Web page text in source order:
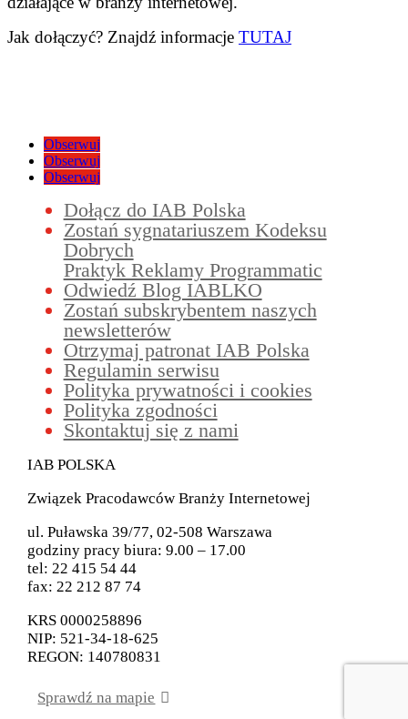
Jak dołączyć? Znajdź informacje TUTAJ
Obserwuj
Obserwuj
Obserwuj
Dołącz do IAB Polska
Zostań sygnatariuszem Kodeksu
Dobrych
Praktyk Reklamy Programmatic
Odwiedź Blog IABLKO
Zostań subskrybentem naszych
newsletterów
Otrzymaj patronat IAB Polska
Regulamin serwisu
Polityka prywatności i cookies
Polityka zgodności
Skontaktuj się z nami
IAB POLSKA
Związek Pracodawców Branży Internetowej
ul. Puławska 39/77, 02-508 Warszawa
godziny pracy biura: 9.00 – 17.00
tel: 22 415 54 44
fax: 22 212 87 74
KRS 0000258896
NIP: 521-34-18-625
REGON: 140780831
Sprawdź na mapie